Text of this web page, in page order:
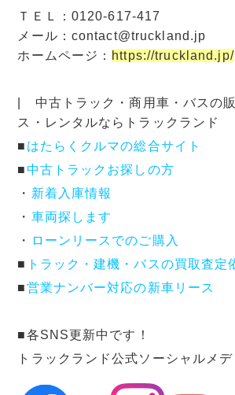
ＴＥＬ：0120-617-417
メール：contact@truckland.jp
ホームページ： https://truckland.jp/
| 中古トラック・商用車・バスの
ス・レンタルならトラックランド
■ はたらくクルマの総合サイト
■中古トラックお探しの方
・ 新着入庫情報
・ 車両探します
・
ローンリースでのご購入
■ トラック・建機・バスの買取査定
■営業ナンバー対応の新車リース
■各SNS更新中です！
トラックランド公式ソーシャルメ